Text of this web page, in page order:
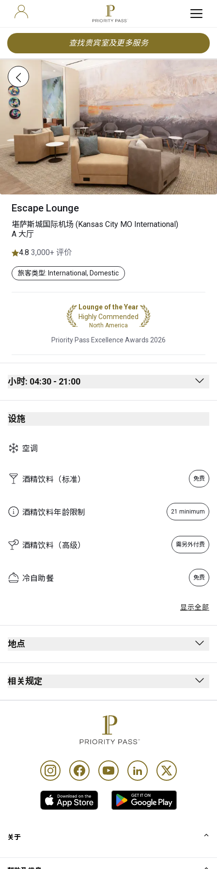
查找贵宾室及更多服务
Escape Lounge
堪萨斯城国际机场 (Kansas City MO International)
A 大厅
4.8 3,000+ 评价
旅客类型: International, Domestic
Lounge of the Year
Highly Commended
North America
Priority Pass Excellence Awards 2026
小时: 04:30 - 21:00
Monday 04:30 - 21:00
Tuesday
Thursday
Friday 04:30 - 21:00
Sunday 04:30 - 21:00
设施
空调
酒精饮料（标准） 免费
酒精饮料年龄限制 21 minimum
酒精饮料（高级） 需另外付费
冷自助餐 免费
显示全部
地点
出发
安全检查站后方
停止服务前 30 分钟不再提供餐饮
相关规定
禁止吸烟（包括电子烟）
所有儿童必须由成人陪同
任何时间均要求穿着整齐便服（短裤必须剪裁合身且长
度适中。穿着奇装异服或单身派对主题服饰者恕不招
最长逗留时间：3 小时
关于